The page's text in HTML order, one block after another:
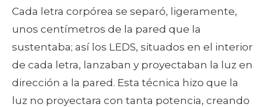
Cada letra corpórea se separó, ligeramente,
unos centímetros de la pared que la
sustentaba; así los LEDS, situados en el interior
de cada letra, lanzaban y proyectaban la luz en
dirección a la pared. Esta técnica hizo que la
luz no proyectara con tanta potencia, creando